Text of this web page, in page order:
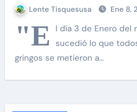
Lente Tisquesusa Ene 8,
"E
l día 3 de Enero del
sucedió lo que
gringos se metieron a…